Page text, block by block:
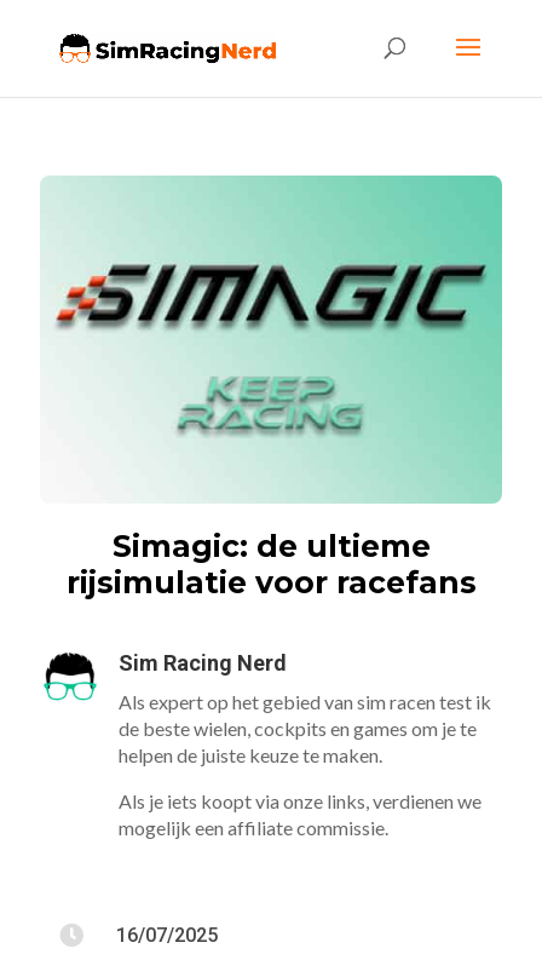
Simagic: de ultieme
rijsimulatie voor racefans
Sim Racing Nerd
Als expert op het gebied van sim racen test ik
de beste wielen, cockpits en games om je te
helpen de juiste keuze te maken.
Als je iets koopt via onze links, verdienen we
mogelijk een affiliate commissie.
 16/07/2025